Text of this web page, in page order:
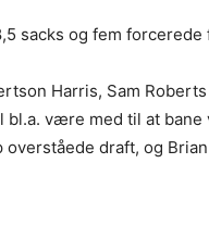
sacks og fem forcerede
Harris, Sam
bl.a. være med til at bane
draft, og